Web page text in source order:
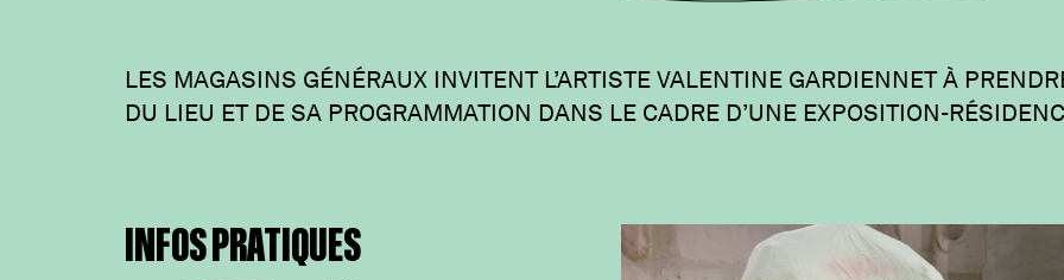
LES MAGASINS GÉNÉRAUX INVITENT L’ARTISTE VALENTINE GARDIENNET À
DU LIEU ET DE SA PROGRAMMATION DANS LE CADRE D’UNE EXPOSITION-
INFOS PRATIQUES